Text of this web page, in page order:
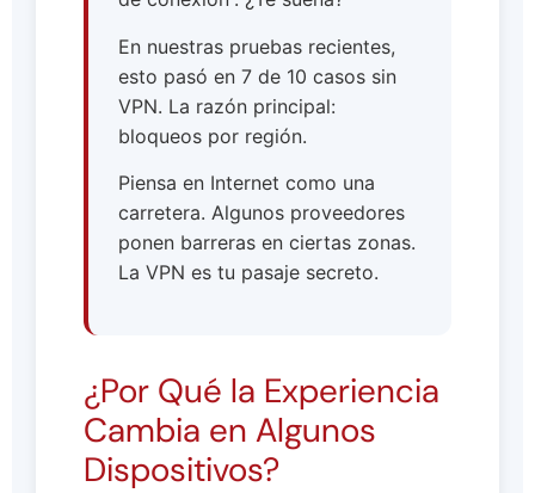
En nuestras pruebas recientes,
esto pasó en 7 de 10 casos sin
VPN. La razón principal:
bloqueos por región.
Piensa en Internet como una
carretera. Algunos proveedores
ponen barreras en ciertas zonas.
La VPN es tu pasaje secreto.
¿Por Qué la Experiencia
Cambia en Algunos
Dispositivos?